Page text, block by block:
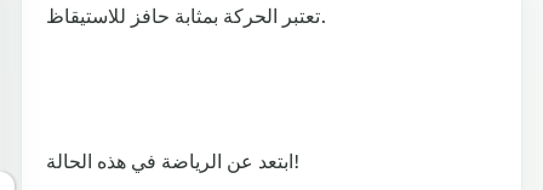
تعتبر الحركة بمثابة حافز للاستيقاظ.
ابتعد عن الرياضة في هذه الحالة!